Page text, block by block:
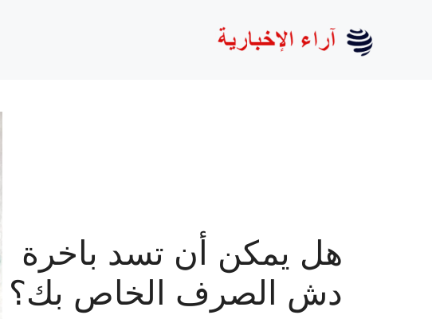
هل يمكن أن تسد باخرة
دش الصرف الخاص بك؟